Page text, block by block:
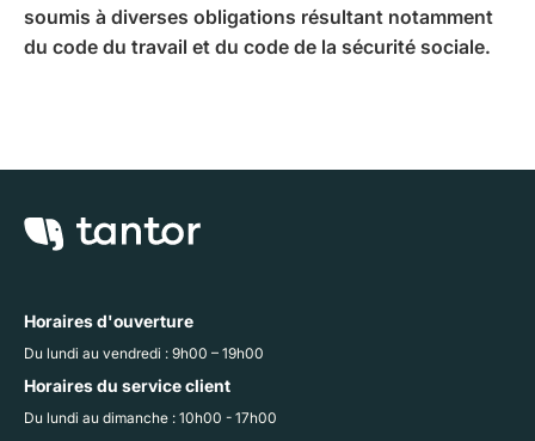
soumis à diverses obligations résultant notamment
du code du travail et du code de la sécurité sociale.
Horaires d'ouverture
Du lundi au vendredi : 9h00 – 19h00
Horaires du service client
Du lundi au dimanche : 10h00 - 17h00